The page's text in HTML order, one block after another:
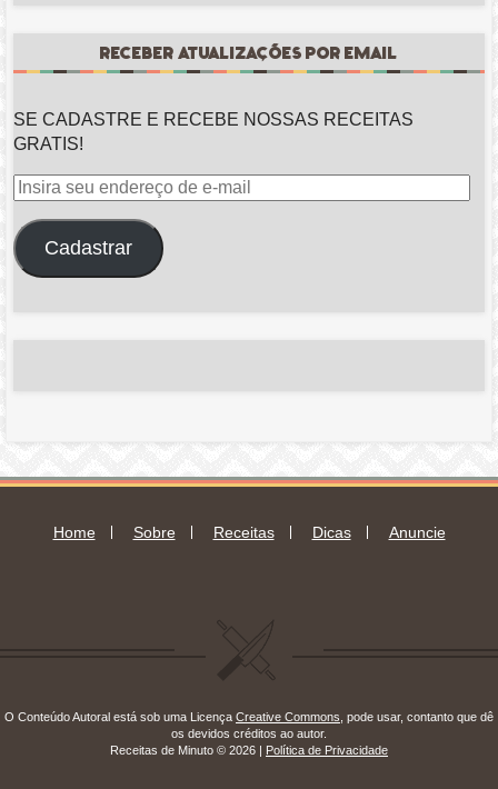
RECEBER ATUALIZAÇÕES POR EMAIL
SE CADASTRE E RECEBE NOSSAS RECEITAS
GRATIS!
Insira
endereço
de
Cadastrar
Home Sobre Receitas Dicas Anuncie
O Conteúdo Autoral está sob uma Licença Creative Commons, pode usar, contanto que dê
os devidos créditos ao autor.
Receitas de Minuto © 2026 |
Política de Privacidade